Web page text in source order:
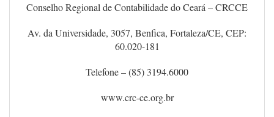
Conselho Regional de Contabilidade do Ceará – CRCCE
Av. da Universidade, 3057, Benfica, Fortaleza/CE, CEP:
60.020-181
Telefone – (85) 3194.6000
www.crc-ce.org.br